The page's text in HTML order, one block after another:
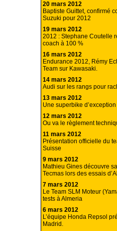
20 mars 2012
Baptiste Guittet, confirmé
Suzuki pour 2012
19 mars 2012
2012 : Stephane Coutelle
coach à 100 %
16 mars 2012
Endurance 2012, Rémy
Team sur Kawasaki.
14 mars 2012
Audi sur les rangs pour
13 mars 2012
Une superbike
12 mars 2012
Ou va le règlement
11 mars 2012
Présentation officielle du
Suisse
9 mars 2012
Mathieu Gines découvre
Tecmas lors des essais
7 mars 2012
Le Team SLM Moteur
tests à Almeria
6 mars 2012
L’équipe Honda Repsol
Madrid.